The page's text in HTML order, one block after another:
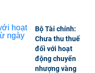
Bộ Tài chính:
Chưa thu thuế
đối với hoạt
động chuyển
nhượng vàng